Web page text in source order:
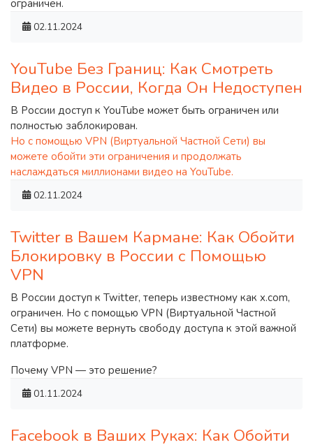
ограничен.
02.11.2024
YouTube Без Границ: Как Смотреть
Видео в России, Когда Он Недоступен
В России доступ к YouTube может быть ограничен или
полностью заблокирован.
Но с помощью VPN (Виртуальной Частной Сети) вы
можете обойти эти ограничения и продолжать
наслаждаться миллионами видео на YouTube.
02.11.2024
Twitter в Вашем Кармане: Как Обойти
Блокировку в России с Помощью
VPN
В России доступ к Twitter, теперь известному как x.com,
ограничен. Но с помощью VPN (Виртуальной Частной
Сети) вы можете вернуть свободу доступа к этой важной
платформе.
Почему VPN — это решение?
01.11.2024
Facebook в Ваших Руках: Как Обойти